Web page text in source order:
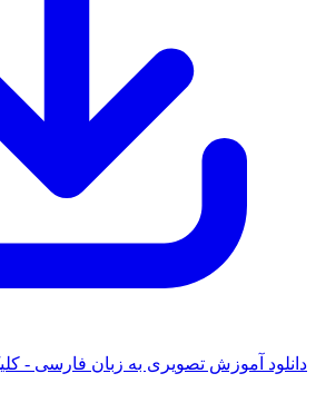
آموزش تصویری به زبان فارسی - کلیک کنید